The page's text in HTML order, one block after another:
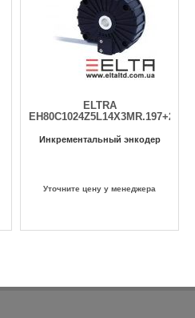
ELTRA
EH80C1024Z5L14X3MR.197+295
Инкрементальный энкодер
Уточните цену у менеджера